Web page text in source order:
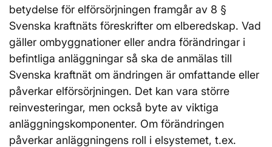
betydelse för elförsörjningen framgår av 8 §
Svenska kraftnäts föreskrifter om elberedskap. Vad
gäller ombyggnationer eller andra förändringar i
befintliga anläggningar så ska de anmälas till
Svenska kraftnät om ändringen är omfattande eller
påverkar elförsörjningen. Det kan vara större
reinvesteringar, men också byte av viktiga
anläggningskomponenter. Om förändringen
påverkar anläggningens roll i elsystemet, t.ex.